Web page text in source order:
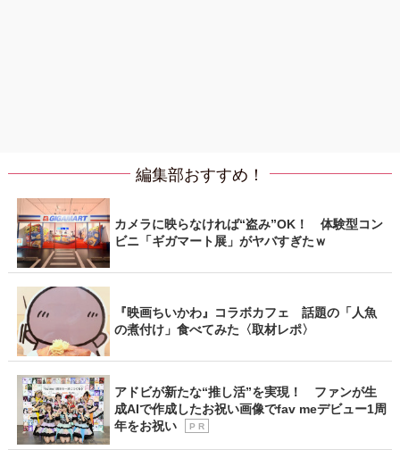
編集部おすすめ！
カメラに映らなければ“盗み”OK！ 体験型コン
ビニ「ギガマート展」がヤバすぎたｗ
『映画ちいかわ』コラボカフェ 話題の「人魚
の煮付け」食べてみた〈取材レポ〉
アドビが新たな“推し活”を実現！ ファンが生
成AIで作成したお祝い画像でfav meデビュー1周
年をお祝い
P R